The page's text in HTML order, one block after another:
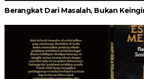
Berangkat Dari Masalah, Bukan